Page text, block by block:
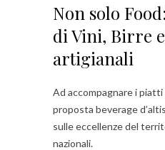
Non solo
di Vini, Birre
artigianali
Ad accompagnare i
proposta beverage
sulle eccellenze del
nazionali.